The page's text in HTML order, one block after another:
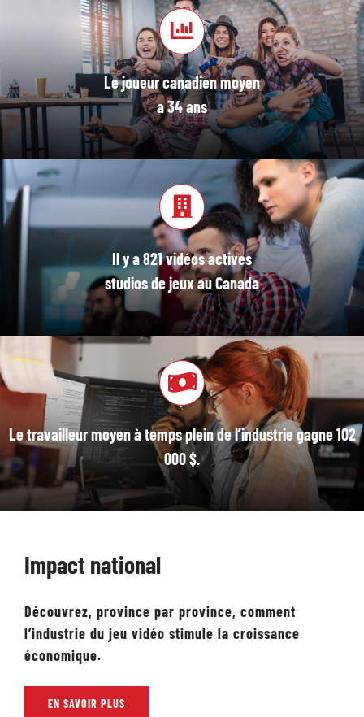
Le joueur canadien moyen
a 34 ans
Il y a 821 vidéos actives
studios de jeux au Canada
Le travailleur moyen à temps plein de l’industrie gagne 102
000 $.
Impact national
Découvrez, province par province, comment
l’industrie du jeu vidéo stimule la croissance
économique.
EN SAVOIR PLUS